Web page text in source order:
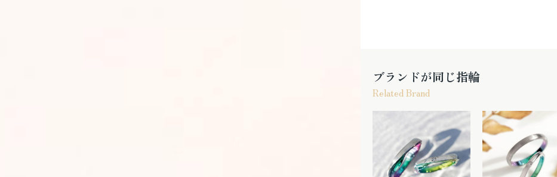
ブランドが同じ指輪
Related Brand